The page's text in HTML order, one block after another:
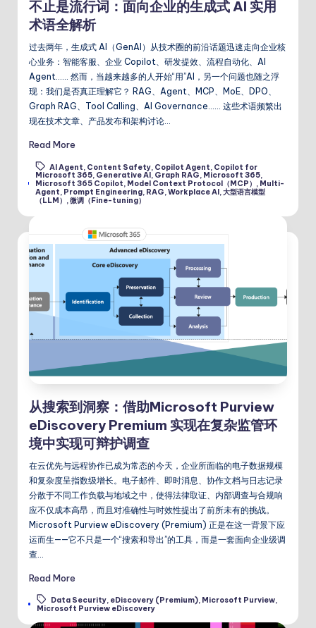
不止是流行词：面向企业的生成式 AI 实用
术语全解析
过去两年，生成式 AI（GenAI）从技术圈的前沿话题迅速走向企业核
心业务：智能客服、企业 Copilot、研发提效、流程自动化、AI
Agent…… 然而，当越来越多的人开始“用”AI，另一个问题也随之浮
现：我们是否真正理解它？ RAG、Agent、MCP、MoE、DPO、
Graph RAG、Tool Calling、AI Governance…… 这些术语频繁出
现在技术文章、产品发布和架构讨论…
Read More
Tags:
AI Agent Content Safety Copilot Agent Copilot for
Microsoft 365, Generative AI , Graph RAG, Microsoft 365,
Microsoft 365 Copilot, Model Context Protocol（MCP） , Multi-
Agent, Prompt Engineering, RAG,Workplace AI ,大型语言模型
（LLM） ,微调（Fine-tuning）
从搜索到洞察：借助Microsoft Purview
eDiscovery Premium 实现在复杂监管环
境中实现可辩护调查
在云优先与远程协作已成为常态的今天，企业所面临的电子数据规模
和复杂度呈指数级增长。电子邮件、即时消息、协作文档与日志记录
分散于不同工作负载与地域之中，使得法律取证、内部调查与合规响
应不仅成本高昂，而且对准确性与时效性提出了前所未有的挑战。
Microsoft Purview eDiscovery (Premium) 正是在这一背景下应
运而生——它不只是一个“搜索和导出”的工具，而是一套面向企业级调
查…
Read More
Tags: Data Security, eDiscovery (Premium), Microsoft Purview,
Microsoft Purview eDiscovery